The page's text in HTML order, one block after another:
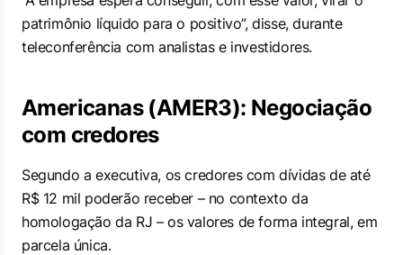
patrimônio líquido para o positivo”, disse, durante
teleconferência com analistas e investidores.
Americanas (AMER3): Negociação
com credores
Segundo a executiva, os credores com dívidas de até
R$ 12 mil poderão receber – no contexto da
homologação da RJ – os valores de forma integral, em
parcela única.